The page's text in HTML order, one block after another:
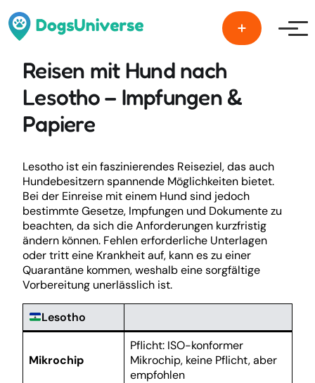
Reisen mit Hund nach
Lesotho – Impfungen &
Papiere
Lesotho ist ein faszinierendes Reiseziel, das auch
Hundebesitzern spannende Möglichkeiten bietet.
Bei der Einreise mit einem Hund sind jedoch
bestimmte Gesetze, Impfungen und Dokumente zu
beachten, da sich die Anforderungen kurzfristig
ändern können. Fehlen erforderliche Unterlagen
oder tritt eine Krankheit auf, kann es zu einer
Quarantäne kommen, weshalb eine sorgfältige
Vorbereitung unerlässlich ist.
Lesotho
Mikrochip
Pflicht: ISO-konformer
Mikrochip, keine Pflicht, aber
empfohlen